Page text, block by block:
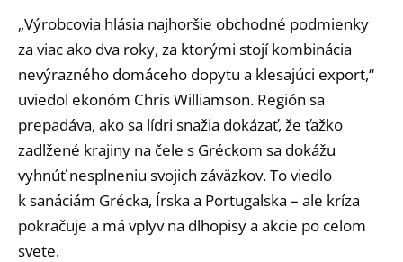
„Výrobcovia hlásia najhoršie obchodné podmienky
za viac ako dva roky, za ktorými stojí kombinácia
nevýrazného domáceho dopytu a klesajúci export,“
uviedol ekonóm Chris Williamson. Región sa
prepadáva, ako sa lídri snažia dokázať, že ťažko
zadlžené krajiny na čele s Gréckom sa dokážu
vyhnúť nesplneniu svojich záväzkov. To viedlo
k sanáciám Grécka, Írska a Portugalska – ale kríza
pokračuje a má vplyv na dlhopisy a akcie po celom
svete.